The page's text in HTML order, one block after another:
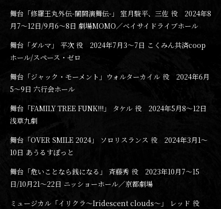
舞台「修羅王丸外伝-闇闘演舞伝-」 室月駿平、三佐 役 2024年8
月7〜12日/9月6〜8日 劇場MOMO／ベイサイドライブホール
舞台「ダルマ」 平次 役 2024年7月3〜7日 こくみん共済coop
ホール/スペース・ゼロ
舞台「ジャック・モーメント」ウォルターカイル 役 2024年6月
5〜9日 六行会ホール
舞台「FAMILY TREE FUNK!!!」 タケル 役 2024年5月8〜12日
浅草九劇
舞台「OVER SMILE 2024」 ソロリスランス 役 2024年3月1〜
10日 あうるすぽっと
舞台「危いことなら銭になる」 斉藤秀 役 2023年10月7〜15
日/10月21〜22日 ニッショーホール／京都劇場
ミュージカル「イリクラ～Iridescent clouds～」 レッド 役